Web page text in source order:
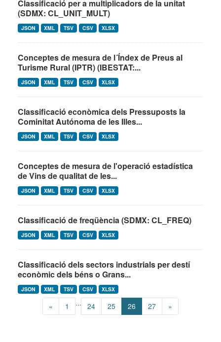
Classificació per a multiplicadors de la unitat
(SDMX: CL_UNIT_MULT)
JSON XML TSV CSV XLSX
Conceptes de mesura de l´Índex de Preus al
Turisme Rural (IPTR) (IBESTAT:...
JSON XML TSV CSV XLSX
Classificació econòmica dels Pressuposts la
Cominitat Autónoma de les Illes...
JSON XML TSV CSV XLSX
Conceptes de mesura de l'operació estadística
de Vins de qualitat de les...
JSON XML TSV CSV XLSX
Classificació de freqüència (SDMX: CL_FREQ)
JSON XML TSV CSV XLSX
Classificació dels sectors industrials per destí
econòmic dels béns o Grans...
JSON XML TSV CSV XLSX
« 1 ... 24 25 26 27 »